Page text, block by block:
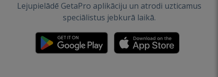
Lejupielādē GetaPro aplikāciju un atrodi uzticamus
speciālistus jebkurā laikā.